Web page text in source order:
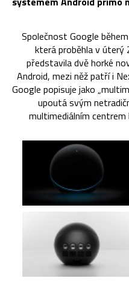
Společnost Google
která proběhla v úterý
představila dvě horké
Android, mezi něž patří i
Google popisuje jako
upoutá svým
multimediálním